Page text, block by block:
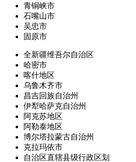
青铜峡市
石嘴山市
吴忠市
固原市
全新疆维吾尔自治区
哈密市
喀什地区
乌鲁木齐市
昌吉回族自治州
伊犁哈萨克自治州
阿克苏地区
阿勒泰地区
博尔塔拉蒙古自治州
克拉玛依市
自治区直辖县级行政区划